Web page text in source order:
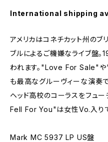
International shipping
アメリカはコネチカット州のブ
ブルによるご機嫌なライブ盤
われます。"Love For Sale"
も最高なグルーヴィーな演
ヘッド高校のコーラスをフュ
Fell For You"は女性Vo.入りで
Mark MC 5937 LP US盤